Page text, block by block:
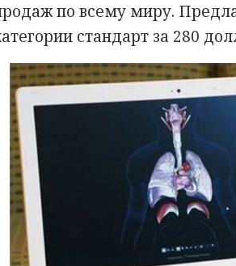
по всему миру.
стандарт за 280